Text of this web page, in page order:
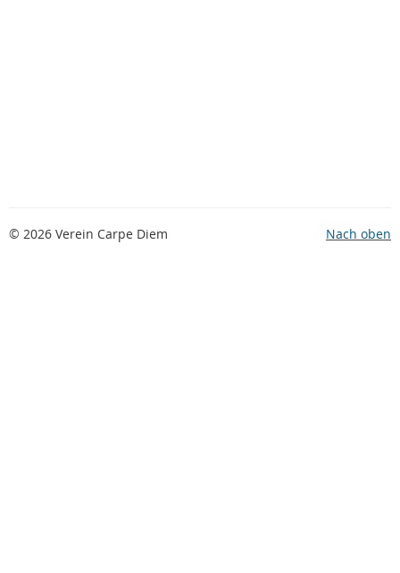
Nach oben
© 2026 Verein Carpe Diem